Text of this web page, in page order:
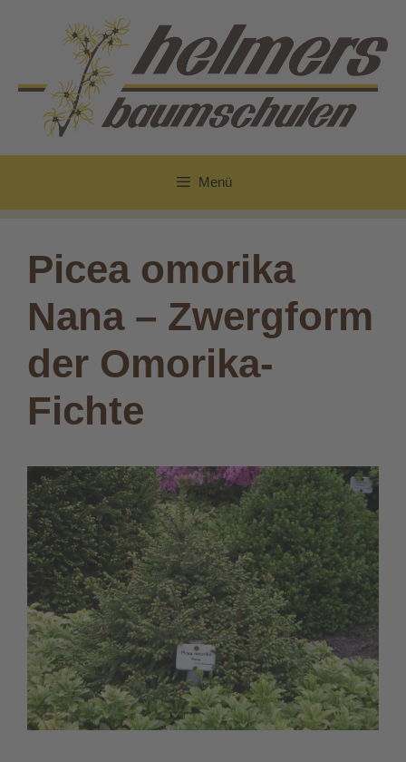
springen
Menü
Picea omorika
Nana – Zwergform
der Omorika-
Fichte